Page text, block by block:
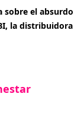
sobre el absurdo
la distribuidora